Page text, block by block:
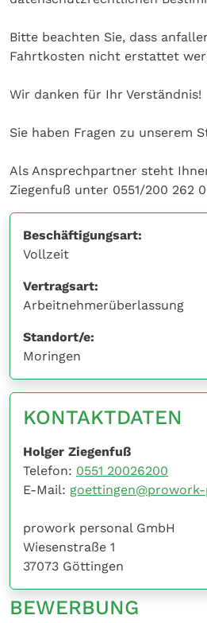
Bitte beachten Sie, dass
Fahrtkosten nicht erstattet
Wir danken für Ihr Verständnis!
Sie haben Fragen zu unserem
Als Ansprechpartner steht
Ziegenfuß unter 0551/200 262
Beschäftigungsart:
Vollzeit
Vertragsart:
Arbeitnehmerüberlassung
Standort/e:
Moringen
KONTAKTDATEN
Holger Ziegenfuß
Telefon: 0551 20026200
E-Mail:
prowork personal GmbH
Wiesenstraße 1
37073 Göttingen
BEWERBUNG